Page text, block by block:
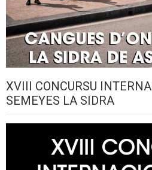
XVIII CONCURSU
SEMEYES LA SIDRA